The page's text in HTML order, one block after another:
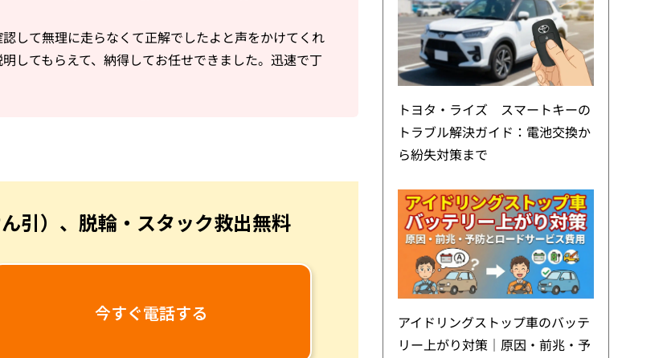
して無理に走らなくて正解でしたよと声をかけてくれ
してもらえて、納得してお任せできました。迅速で丁
引）、 脱輪・スタック救出無料
今すぐ電話する
トヨタ・ライズ スマートキーの
トラブル解決ガイド：電池交換か
ら紛失対策まで
アイドリングストップ車のバッテ
リー上がり対策｜原因・前兆・予